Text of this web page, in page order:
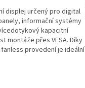
displej určený pro digital
informační systémy
kapacitní
montáže přes VESA. Díky
provedení je ideální